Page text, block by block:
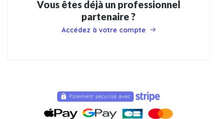
Vous êtes déjà un professionnel
partenaire ?
Accédez à votre compte